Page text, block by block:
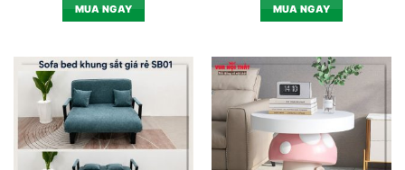
MUA NGAY MUA NGAY